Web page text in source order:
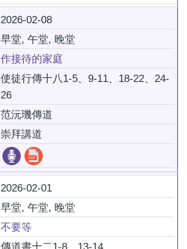
2026-02-08
早堂, 午堂, 晚堂
作接待的家庭
使徒行傳十八1-5、9-11、18-22、24-
26
范沅璣傳道
崇拜講道
2026-02-01
早堂, 午堂, 晚堂
不要等
傳道書十二1-8、13-14